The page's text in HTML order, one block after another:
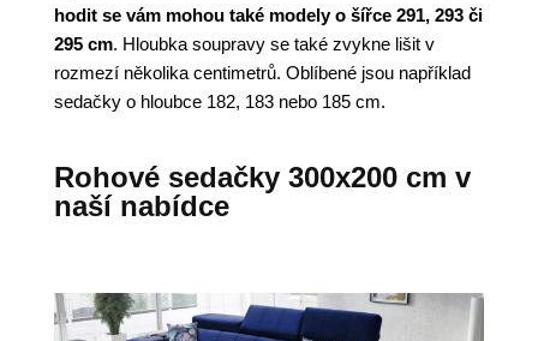
hodit se vám mohou také modely o šířce 291, 293 či
295 cm. Hloubka soupravy se také zvykne lišit v
rozmezí několika centimetrů. Oblíbené jsou například
sedačky o hloubce 182, 183 nebo 185 cm.
Rohové sedačky 300x200 cm v
naší nabídce